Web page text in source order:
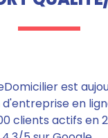
est
en
clients actifs en